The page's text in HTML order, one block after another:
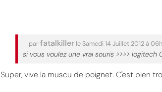
parfatalkiller le Samedi 14 Juillet 2012 à
si vous voulez une vrai souris >>>> logitech
Super, vive la muscu de poignet. C'est bien